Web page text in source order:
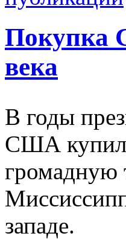
Покупка
века
В годы
США
громадную
западе.